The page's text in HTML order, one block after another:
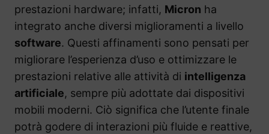
prestazioni hardware; infatti, Micron ha
integrato anche diversi miglioramenti a livello
software. Questi affinamenti sono pensati per
migliorare l’esperienza d’uso e ottimizzare le
prestazioni relative alle attività di intelligenza
artificiale, sempre più adottate dai dispositivi
mobili moderni. Ciò significa che l’utente finale
potrà godere di interazioni più fluide e reattive,